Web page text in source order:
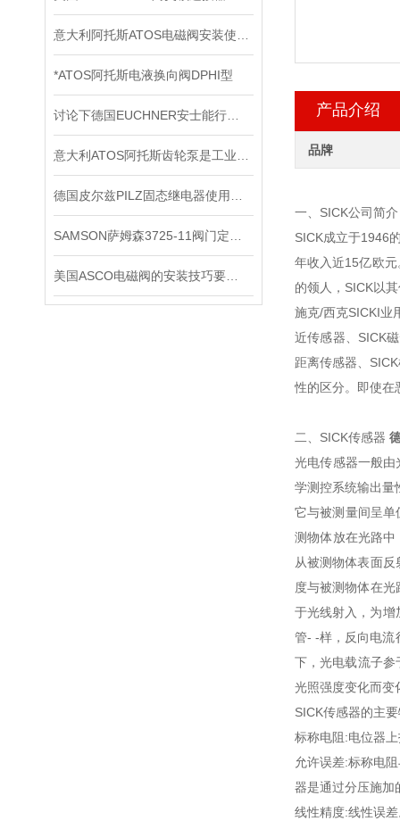
*ATOS阿托斯电液换向阀DPHI型
产品介绍
品牌
一、SICK公司简介
SICK成立于1946
年收入近15亿欧
的领人，SICK以
施克/西克SICKI业
近传感器、SICK
距离传感器、
性的区分。即使在
二、SICK传感器
光电传感器一般
学测控系统输出量
它与被测量间呈
测物体放在光路
从被测物体表面
度与被测物体在
于光线射入，为增
管- -样，反向电流
下，光电载流子
光照强度变化而变
SICK传感器的主
标称电阻:电位器
允许误差:标称电
器是通过分压施加
线性精度:线性误